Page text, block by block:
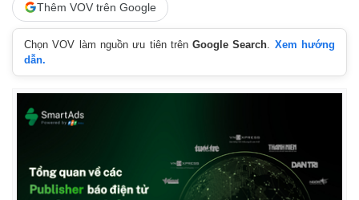
Thêm VOV trên Google
Chọn VOV làm nguồn ưu tiên trênGoogle Search
Xem hướng
dẫn.